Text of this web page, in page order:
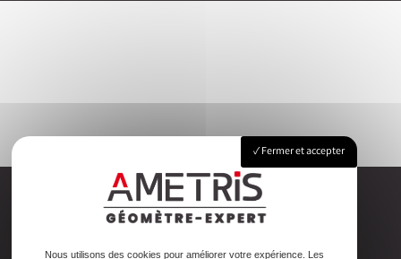
Fermer et accepter
Nous utilisons des cookies pour améliorer votre expérience. Les